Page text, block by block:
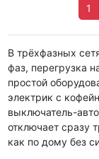
1
В трёхфазных
фаз, перегрузка
простой
электрик с
выключатель-
отключает сразу
как по дому без